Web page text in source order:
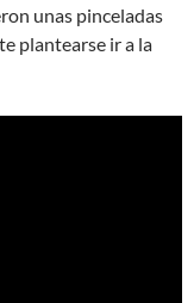
unas pinceladas
plantearse ir a la